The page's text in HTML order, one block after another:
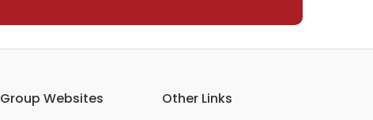
Group Websites
Other Links